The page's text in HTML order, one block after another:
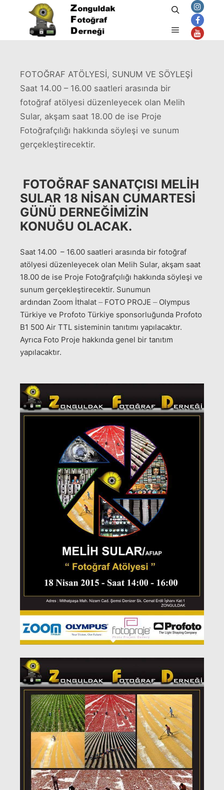
Ana menü
Nisan 1, 2015
FOTOĞRAF ATÖLYESİ, SUNUM VE SÖYLEŞİ
Saat 14.00 – 16.00 saatleri arasında bir
fotoğraf atölyesi düzenleyecek olan Melih
Sular, akşam saat 18.00 de ise Proje
Fotoğrafçılığı hakkında söyleşi ve sunum
gerçekleştirecektir.
FOTOĞRAF SANATÇISI MELIH
SULAR 18 NISAN CUMARTESI
GÜNÜ DERNEĞIMIZIN
KONUĞU OLACAK.
Saat 14.00 – 16.00 saatleri arasında bir fotoğraf
atölyesi düzenleyecek olan Melih Sular, akşam saat
18.00 de ise Proje Fotoğrafçılığı hakkında söyleşi ve
sunum gerçekleştirecektir. Sunumun
ardından Zoom İthalat – FOTO PROJE – Olympus
Türkiye ve Profoto Türkiye sponsorluğunda Profoto
B1 500 Air TTL sisteminin tanıtımı yapılacaktır.
Ayrıca Foto Proje hakkında genel bir tanıtım
yapılacaktır.